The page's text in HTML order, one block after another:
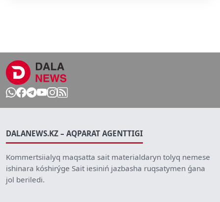
DALANEWS.KZ – AQPARAT AGENTTIGI
Kommertsiialyq maqsatta sait materialdaryn tolyq nemese
ishinara kóshirýge Sait iesiniń jazbasha ruqsatymen ǵana
jol beriledi.